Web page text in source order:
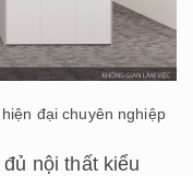
đại chuyên nghiệp
nội thất kiểu